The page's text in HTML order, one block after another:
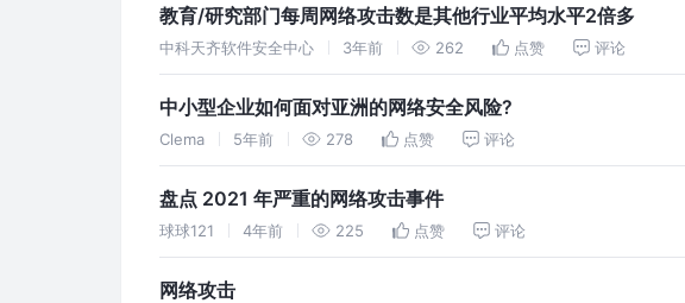
教育/研究部门每周网络攻击数是其他行业平均水平2倍多
中科天齐软件安全中心 3年前 262 点赞 评论
中小型企业如何面对亚洲的网络安全风险?
Clema 5年前 278 点赞 评论
盘点 2021 年严重的网络攻击事件
球球121 4年前 225 点赞 评论
网络攻击